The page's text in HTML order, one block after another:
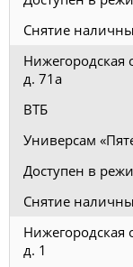
Снятие
Нижегородская
д. 71а
ВТБ
Универсам
Доступен в
Снятие
Нижегородская
д. 1